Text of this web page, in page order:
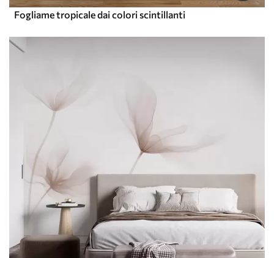
Fogliame tropicale dai colori scintillanti